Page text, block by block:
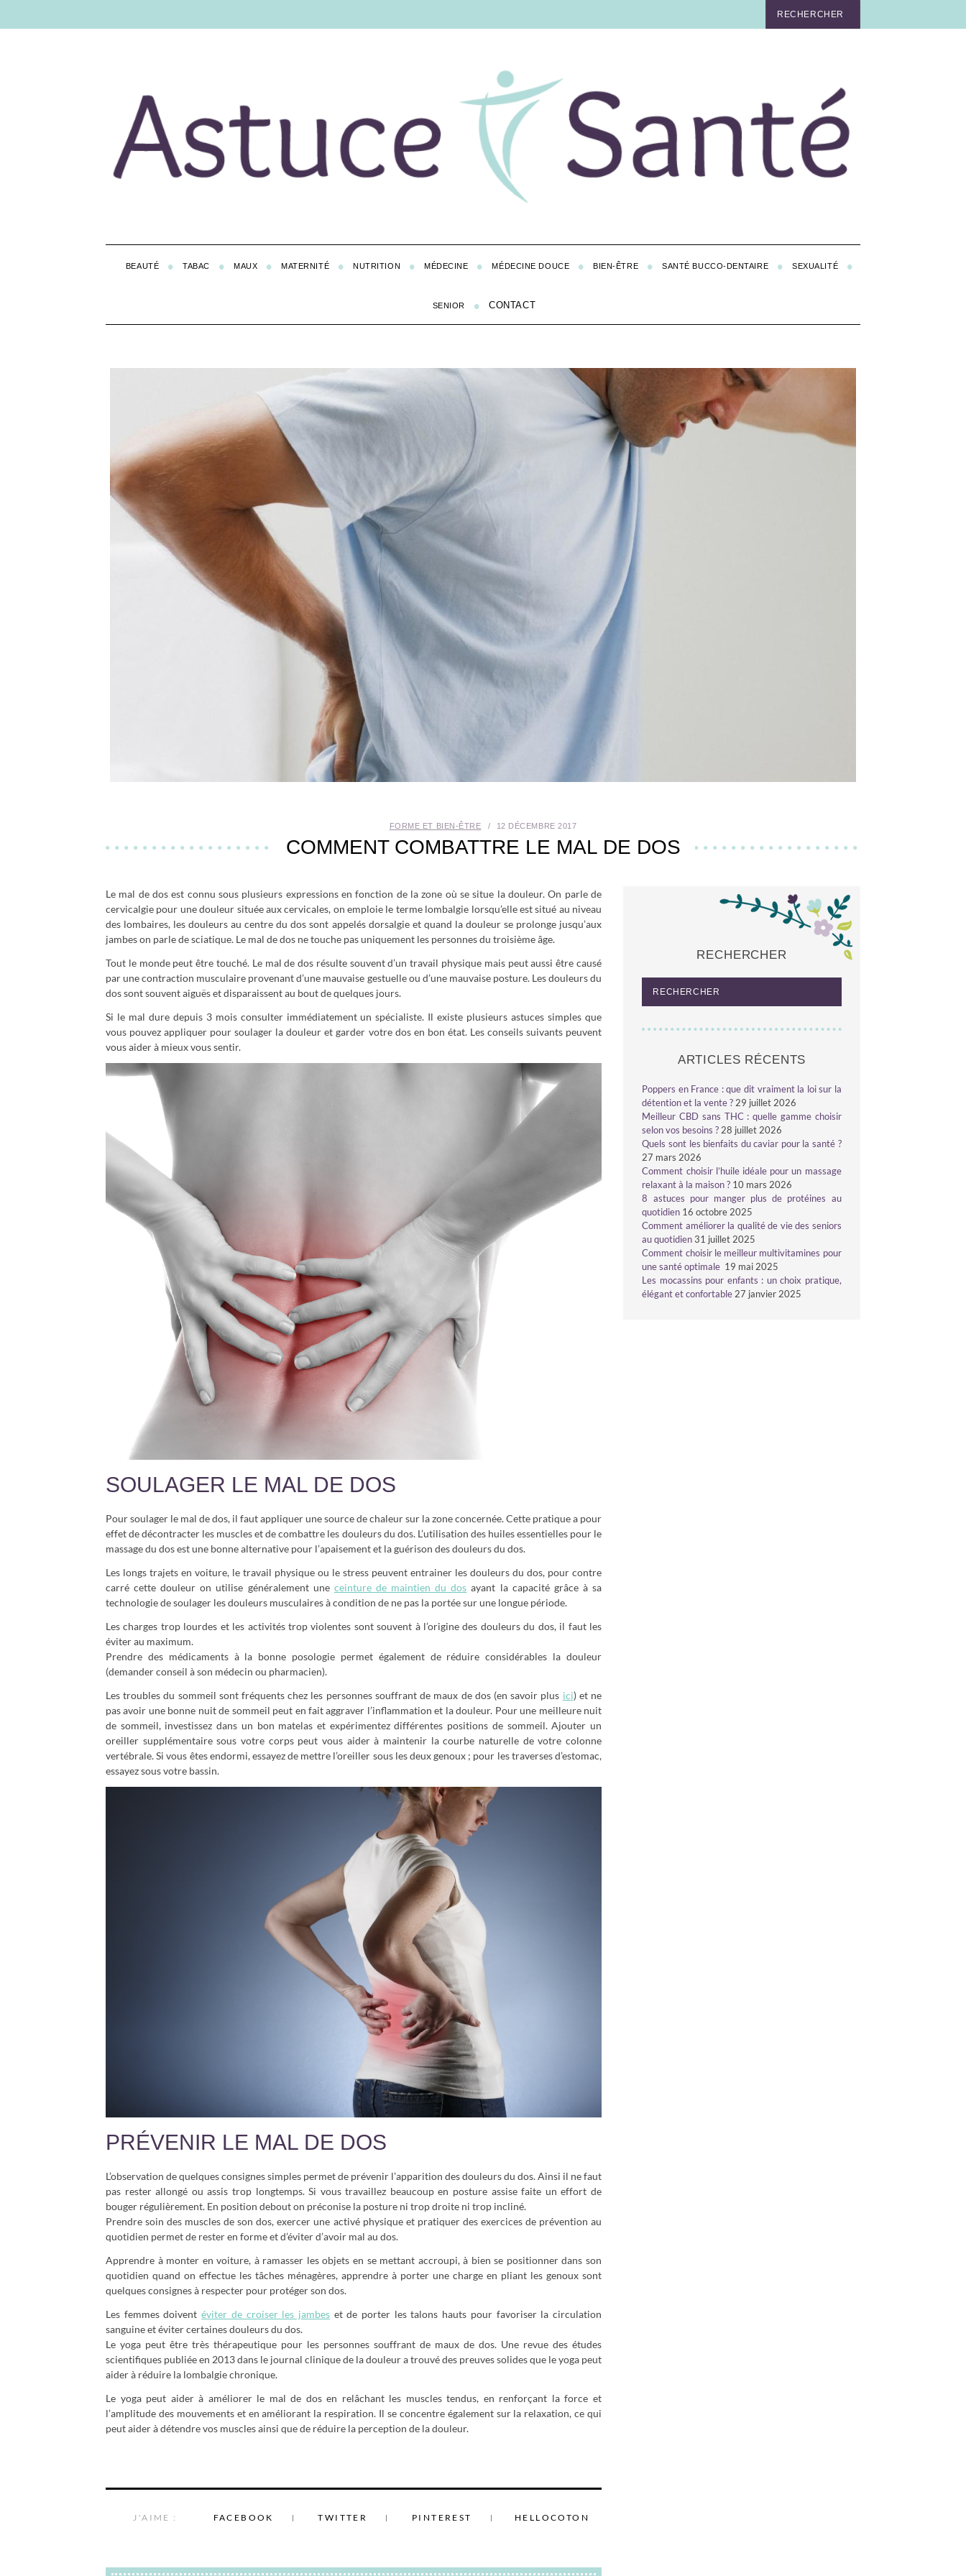
BEAUTÉ TABAC MAUX MATERNITÉ NUTRITION MÉDECINE MÉDECINE DOUCE BIEN-ÊTRE SANTÉ BUCCO-DENTAIRE SEXUALITÉ
SENIOR CONTACT
FORME ET BIEN-ÊTRE 12 DÉCEMBRE 2017
COMMENT COMBATTRE LE MAL DE DOS
Le mal de dos est connu sous plusieurs expressions en fonction de la zone où se situe la douleur. On parle de
cervicalgie pour une douleur située aux cervicales, on emploie le terme lombalgie lorsqu’elle est situé au niveau
des lombaires, les douleurs au centre du dos sont appelés dorsalgie et quand la douleur se prolonge jusqu’aux
jambes on parle de sciatique. Le mal de dos ne touche pas uniquement les personnes du troisième âge.
Tout le monde peut être touché. Le mal de dos résulte souvent d’un travail physique mais peut aussi être causé
par une contraction musculaire provenant d’une mauvaise gestuelle ou d’une mauvaise posture. Les douleurs du
dos sont souvent aiguës et disparaissent au bout de quelques jours.
Si le mal dure depuis 3 mois consulter immédiatement un spécialiste. Il existe plusieurs astuces simples que
vous pouvez appliquer pour soulager la douleur et garder votre dos en bon état. Les conseils suivants peuvent
vous aider à mieux vous sentir.
SOULAGER LE MAL DE DOS
Pour soulager le mal de dos, il faut appliquer une source de chaleur sur la zone concernée. Cette pratique a pour
effet de décontracter les muscles et de combattre les douleurs du dos. L’utilisation des huiles essentielles pour le
massage du dos est une bonne alternative pour l’apaisement et la guérison des douleurs du dos.
Les longs trajets en voiture, le travail physique ou le stress peuvent entrainer les douleurs du dos, pour contre
carré cette douleur on utilise généralement une ceinture de maintien du dos ayant la capacité grâce à sa
technologie de soulager les douleurs musculaires à condition de ne pas la portée sur une longue période.
Les charges trop lourdes et les activités trop violentes sont souvent à l’origine des douleurs du dos, il faut les
éviter au maximum.
Prendre des médicaments à la bonne posologie permet également de réduire considérables la douleur
(demander conseil à son médecin ou pharmacien).
Les troubles du sommeil sont fréquents chez les personnes souffrant de maux de dos (en savoir plus ici) et ne
pas avoir une bonne nuit de sommeil peut en fait aggraver l’inflammation et la douleur. Pour une meilleure nuit
de sommeil, investissez dans un bon matelas et expérimentez différentes positions de sommeil. Ajouter un
oreiller supplémentaire sous votre corps peut vous aider à maintenir la courbe naturelle de votre colonne
vertébrale. Si vous êtes endormi, essayez de mettre l’oreiller sous les deux genoux ; pour les traverses d’estomac,
essayez sous votre bassin.
PRÉVENIR LE MAL DE DOS
L’observation de quelques consignes simples permet de prévenir l’apparition des douleurs du dos. Ainsi il ne faut
pas rester allongé ou assis trop longtemps. Si vous travaillez beaucoup en posture assise faite un effort de
bouger régulièrement. En position debout on préconise la posture ni trop droite ni trop incliné.
Prendre soin des muscles de son dos, exercer une activé physique et pratiquer des exercices de prévention au
quotidien permet de rester en forme et d’éviter d’avoir mal au dos.
Apprendre à monter en voiture, à ramasser les objets en se mettant accroupi, à bien se positionner dans son
quotidien quand on effectue les tâches ménagères, apprendre à porter une charge en pliant les genoux sont
quelques consignes à respecter pour protéger son dos.
Les femmes doiventéviter de croiser les jambeset de porter les talons hauts pour favoriser la circulation
sanguine et éviter certaines douleurs du dos.
Le yoga peut être très thérapeutique pour les personnes souffrant de maux de dos. Une revue des études
scientifiques publiée en 2013 dans le journal clinique de la douleur a trouvé des preuves solides que le yoga peut
aider à réduire la lombalgie chronique.
Le yoga peut aider à améliorer le mal de dos en relâchant les muscles tendus, en renforçant la force et
l’amplitude des mouvements et en améliorant la respiration. Il se concentre également sur la relaxation, ce qui
peut aider à détendre vos muscles ainsi que de réduire la perception de la douleur.
J'AIME : FACEBOOK TWITTER PINTEREST HELLOCOTON
RECHERCHER
ARTICLES RÉCENTS
Poppers en France : que dit vraiment la loi sur la
détention et la vente ? 29 juillet 2026
Meilleur CBD sans THC : quelle gamme choisir
selon vos besoins ? 28 juillet 2026
Quels sont les bienfaits du caviar pour la santé ?
27 mars 2026
Comment choisir l’huile idéale pour un massage
relaxant à la maison ? 10 mars 2026
8 astuces pour manger plus de protéines au
quotidien 16 octobre 2025
Comment améliorer la qualité de vie des seniors
au quotidien 31 juillet 2025
Comment choisir le meilleur multivitamines pour
une santé optimale 19 mai 2025
Les mocassins pour enfants : un choix pratique,
élégant et confortable 27 janvier 2025